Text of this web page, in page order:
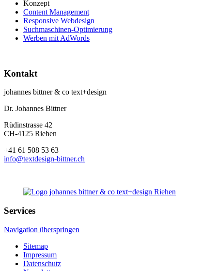
Konzept
Content Management
Responsive Webdesign
Suchmaschinen-Optimierung
Werben mit AdWords
Kontakt
johannes bittner & co text+design
Dr. Johannes Bittner
Rüdinstrasse 42
CH-4125 Riehen
+41 61 508 53 63
info@textdesign-bittner.ch
Services
Navigation überspringen
Sitemap
Impressum
Datenschutz